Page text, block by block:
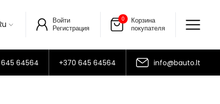
Войти
Регистрация
0
Корзина
покупателя
64564 +370 645 64564 info@bauto.lt